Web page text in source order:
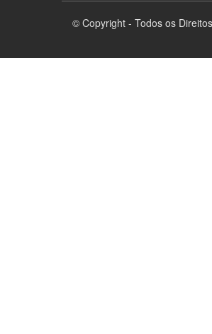
© Copyright - Todos os